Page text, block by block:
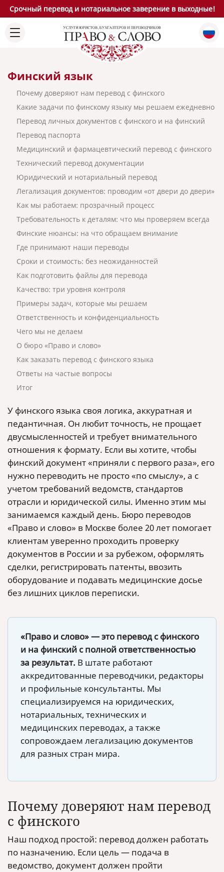
Срочный перевод и нотариальное заверение в выходные!
Финский язык
Почему доверяют нам перевод с финского
Какие задачи по финскому языку мы решаем ежедневно
Перевод личных документов с финского и на финский
Перевод паспорта
Медицинский и фармацевтический перевод с финского
Технический перевод документации
Юридический и нотариальный перевод
Легализация документов: проводим «от двери до двери»
Как мы работаем: прозрачный процесс
Требовательность к деталям: что мы проверяем всегда
Финские нюансы: на что обращаем внимание
Где принимают наши переводы
Сроки и стоимость: без неожиданностей
Как подготовить файлы для перевода
Качество: три уровня контроля
Примеры задач, которые мы решаем
Ответственность и конфиденциальность
Чего мы не делаем
О бюро «Право и слово»
Как заказать перевод с финского языка
Ответы на частые вопросы
Итог
У финского языка своя логика, аккуратная и
педантичная. Он любит точность, не прощает
двусмысленностей и требует внимательного
отношения к формату. Если вы хотите, чтобы
финский документ «приняли с первого раза», его
нужно переводить не просто «по смыслу», а с
учетом требований ведомств, стандартов
отрасли и юридической силы. Именно этим мы
занимаемся каждый день. Бюро переводов
«Право и слово» в Москве более 20 лет помогает
клиентам уверенно проходить проверку
документов в России и за рубежом, оформлять
сделки, регистрировать патенты, ввозить
оборудование и подавать медицинские досье
без лишних циклов переписки.
«Право и слово» — это перевод с финского
и на финский с полной ответственностью
за результат. В штате работают
аккредитованные переводчики, редакторы
и профильные консультанты. Мы
специализируемся на юридических,
нотариальных, технических и
медицинских переводах, а также
сопровождаем легализацию документов
для разных стран мира.
Почему доверяют нам перевод
с финского
Наш подход простой: перевод должен работать
по назначению. Если цель — подача в
ведомство, документ должен пройти